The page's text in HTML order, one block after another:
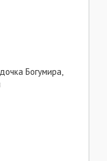
Богумира,